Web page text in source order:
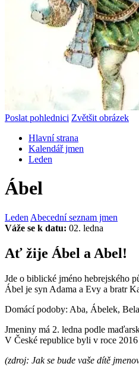
Poslat pohlednici Zvětšit obrázek
Hlavní strana
Kalendář jmen
Leden
Ábel
Leden Abecední seznam jmen
Váže se k datu: 02. ledna
Ať žije Ábel a Abel!
Jde o biblické jméno hebrejského
Ábel je syn Adama a Evy a bratr
Domácí podoby: Aba, Ábelek, Bela
Jmeniny má 2. ledna podle
V České republice byli v roce
(zdroj: Jak se bude vaše dítě